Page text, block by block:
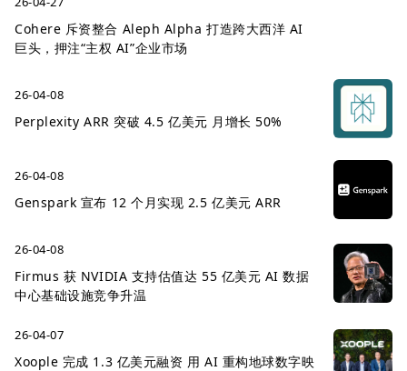
Cohere 斥资整合 Aleph Alpha 打造跨大西洋 AI
巨头，押注“主权 AI”企业市场
26-04-08
Perplexity ARR 突破 4.5 亿美元 月增长 50%
26-04-08
Genspark 宣布 12 个月实现 2.5 亿美元 ARR
26-04-08
Firmus 获 NVIDIA 支持估值达 55 亿美元 AI 数据
中心基础设施竞争升温
26-04-07
Xoople 完成 1.3 亿美元融资 用 AI 重构地球数字映